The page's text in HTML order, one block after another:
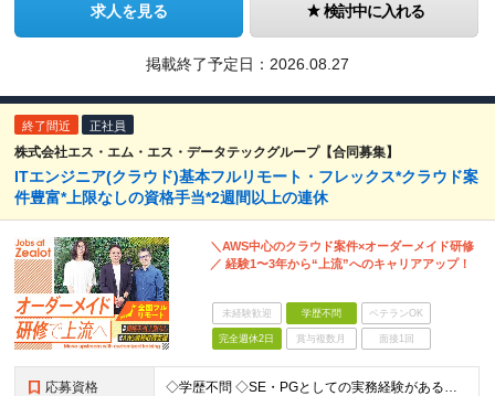
求人を見る 検討中に入れる
掲載終了予定日： 2026.08.27
終了間近 正社員
株式会社エス・エム・エス・データテックグループ【合同募集】
ITエンジニア(クラウド)基本フルリモート・フレックス*クラウド案
件豊富*上限なしの資格手当*2週間以上の連休
＼AWS中心のクラウド案件×オーダーメイド研修
／ 経験1〜3年から“上流”へのキャリアアップ！
未経験歓迎 学歴不問 ベテランOK
完全週休2日 賞与複数月 面接1回
応募資格 ◇学歴不問 ◇SE・PGとしての実務経験がある方 フルリモートではありますが わからないことはすぐ聞ける環境を整えているので、 自分からヘルプを出せる方であれば問題ありません。 ＼こんな方は歓迎／